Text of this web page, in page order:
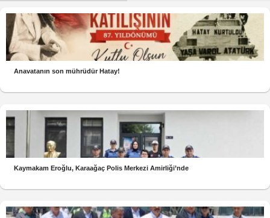
Anavatanın son mührüdür Hatay!
Kaymakam Eroğlu, Karaağaç Polis Merkezi Amirliği’nde